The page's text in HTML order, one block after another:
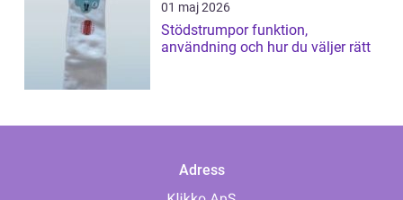
01 maj 2026
Stödstrumpor funktion,
användning och hur du väljer rätt
Adress